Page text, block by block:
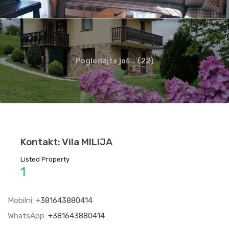
Pogledajte još... (22)
Kontakt: Vila MILIJA
Listed Property
1
Mobilni: +381643880414
WhatsApp: +381643880414